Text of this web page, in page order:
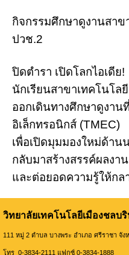
กิจกรรมศึกษาดูงานสาข
ปวช.2
ปิดตำรา เปิดโลกไอเดีย!
นักเรียนสาขาเทคโนโล
ออกเดินทางศึกษาดูงาน
อิเล็กทรอนิกส์ (TMEC)
เพื่อเปิดมุมมองใหม่ด้าน
กลับมาสร้างสรรค์ผลงาน
และต่อยอดความรู้ให้กล
วิทยาลัยเทคโนโลยีเมืองชลบ
111 หมู่ 2 ตำบล บางพระ อำเภอ ศรีราชา จั
โทร 0-3834-2111 แฟกซ์ 0-3834-1888